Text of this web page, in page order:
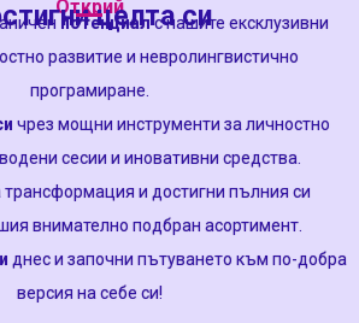
Открийцелта си
потенциалс нашите ексклузивни
развитие и невролингвистично
програмиране.
чрез мощни инструменти за личностно
сесии и иновативни средства.
и достигни пълния си
внимателно подбран асортимент.
днес и започни пътуването към по-добра
версия на себе си!